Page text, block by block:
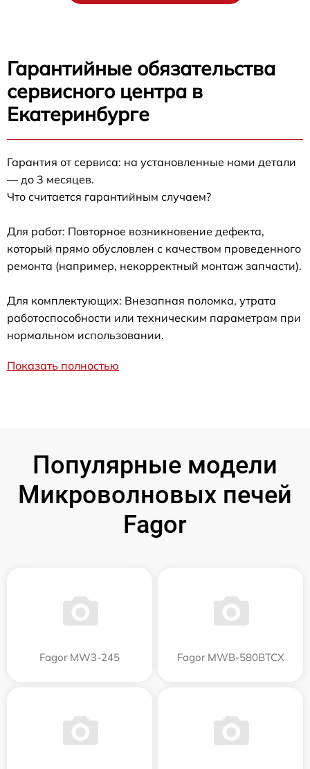
Гарантийные обязательства
сервисного центра в
Екатеринбурге
Гарантия от сервиса: на установленные нами детали
— до 3 месяцев.
Что считается гарантийным случаем?
Для работ: Повторное возникновение дефекта,
который прямо обусловлен с качеством проведенного
ремонта (например, некорректный монтаж запчасти).
Для комплектующих: Внезапная поломка, утрата
работоспособности или техническим параметрам при
нормальном использовании.
Показать полностью
Популярные модели
Микроволновых печей
Fagor
Fagor MW3-245 Fagor MWB-580BTCX